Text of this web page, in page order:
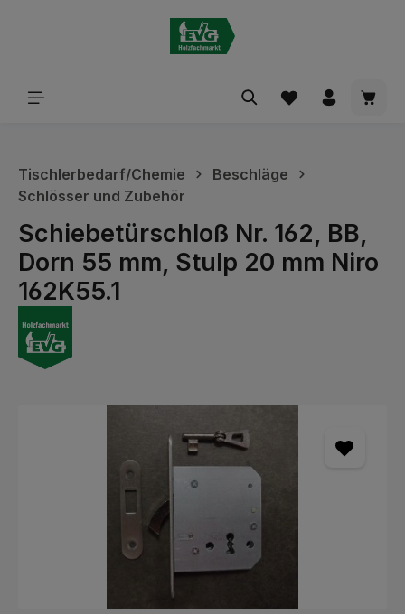
Tischlerbedarf/Chemie
Beschläge
Schlösser und Zubehör
Schiebetürschloß Nr. 162, BB,
Dorn 55 mm, Stulp 20 mm Niro
162K55.1